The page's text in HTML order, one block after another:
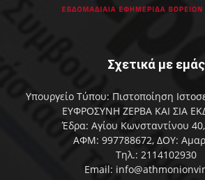
Σχετικά με εμάς
Υπουργείο Τύπου: Πιστοποίηση
ΕΥΦΡΟΣΥΝΗ ΖΕΡΒΑ ΚΑΙ ΣΙΑ
Έδρα: Αγίου Κωνσταντίνου
ΑΦΜ: 997788672, ΔΟΥ:
Τηλ.: 2114102930
Email: